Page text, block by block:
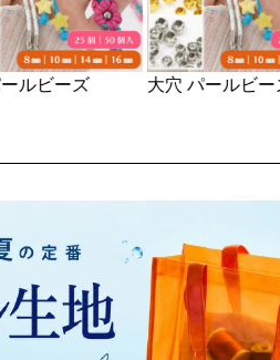
ルビーズ 大穴 パールビーズ